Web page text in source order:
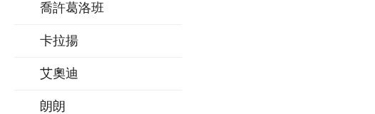
喬許葛洛班
卡拉揚
艾奧迪
朗朗